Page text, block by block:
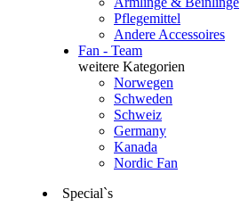
Pflegemittel
Andere Accessoires
Fan - Team
weitere Kategorien
Norwegen
Schweden
Schweiz
Germany
Kanada
Nordic Fan
Special`s